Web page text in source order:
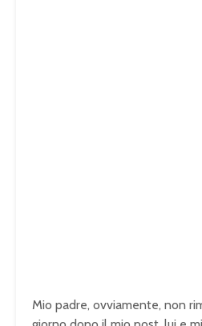
Mio padre, ovviamente, non